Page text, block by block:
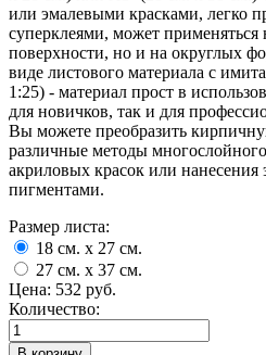
или эмалевыми красками, легко
суперклеями, может применяться
поверхности, но и на округлых
виде листового материала с
1:25) - материал прост в
для новичков, так и для
Вы можете преобразить
различные методы
акриловых красок или
пигментами.
Размер листа:
18 см. х 27 см.
27 см. х 37 см.
Цена: 532 руб.
Количество: